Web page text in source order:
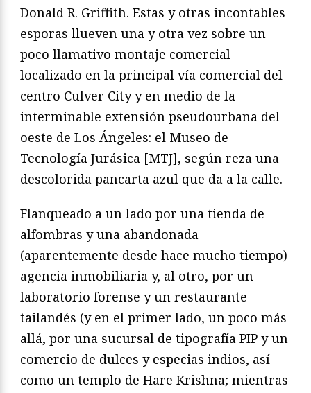
Donald R. Griffith. Estas y otras incontables
esporas llueven una y otra vez sobre un
poco llamativo montaje comercial
localizado en la principal vía comercial del
centro Culver City y en medio de la
interminable extensión pseudourbana del
oeste de Los Ángeles: el Museo de
Tecnología Jurásica [MTJ], según reza una
descolorida pancarta azul que da a la calle.
Flanqueado a un lado por una tienda de
alfombras y una abandonada
(aparentemente desde hace mucho tiempo)
agencia inmobiliaria y, al otro, por un
laboratorio forense y un restaurante
tailandés (y en el primer lado, un poco más
allá, por una sucursal de tipografía PIP y un
comercio de dulces y especias indios, así
como un templo de Hare Krishna; mientras